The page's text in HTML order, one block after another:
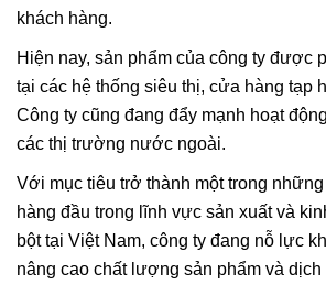
khách hàng.
Hiện nay, sản phẩm của công ty được
tại các hệ thống siêu thị, cửa hàng tạp
Công ty cũng đang đẩy mạnh hoạt
các thị trường nước ngoài.
Với mục tiêu trở thành một trong
hàng đầu trong lĩnh vực sản xuất và
bột tại Việt Nam, công ty đang nỗ lực
nâng cao chất lượng sản phẩm và